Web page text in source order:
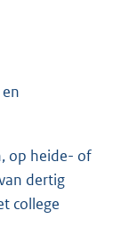
op heide- of
dertig
college